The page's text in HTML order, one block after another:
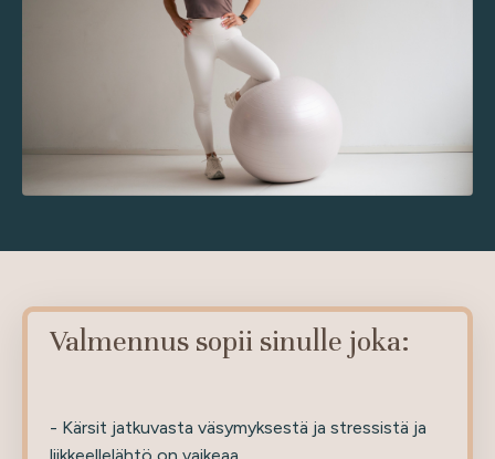
Valmennus sopii sinulle joka:
- Kärsit jatkuvasta väsymyksestä ja stressistä ja